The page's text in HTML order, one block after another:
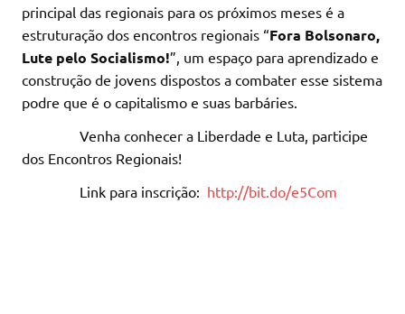
principal das regionais para os próximos meses é a
estruturação dos encontros regionais “Fora Bolsonaro,
Lute pelo Socialismo!”, um espaço para aprendizado e
construção de jovens dispostos a combater esse sistema
podre que é o capitalismo e suas barbáries.
Venha conhecer a Liberdade e Luta, participe
dos Encontros Regionais!
Link para inscrição: http://bit.do/e5Com